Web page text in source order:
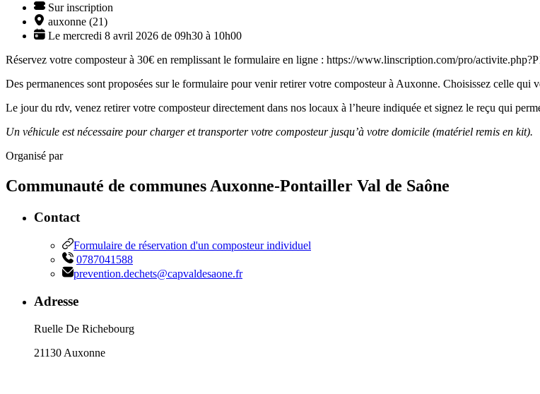
Sur inscription
auxonne (21)
Le mercredi 8 avril 2026 de 09h30 à 10h00
Réservez votre composteur à 30€ en remplissant le formulaire en ligne : https://www.linscription.com/pro/
Des permanences sont proposées sur le formulaire pour venir retirer votre composteur à Auxonne. Choisissez celle qui
Le jour du rdv, venez retirer votre composteur directement dans nos locaux à l’heure indiquée et signez le reçu qui
Un véhicule est nécessaire pour charger et transporter votre composteur jusqu’à votre domicile (matériel remis en kit).
Organisé par
Communauté de communes Auxonne-Pontailler Val de Saône
Contact
Formulaire de réservation d'un composteur individuel
0787041588
prevention.dechets@capvaldesaone.fr
Adresse
Ruelle De Richebourg
21130 Auxonne